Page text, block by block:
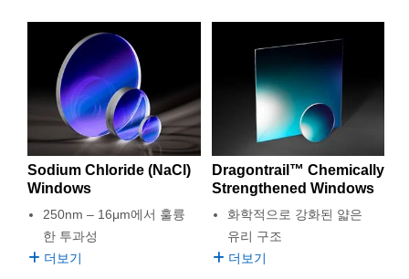
Sodium Chloride (NaCl)
Windows
250nm – 16μm에서 훌륭
한 투과성
더보기
Dragontrail™ Chemically
Strengthened Windows
화학적으로 강화된 얇은
유리 구조
더보기